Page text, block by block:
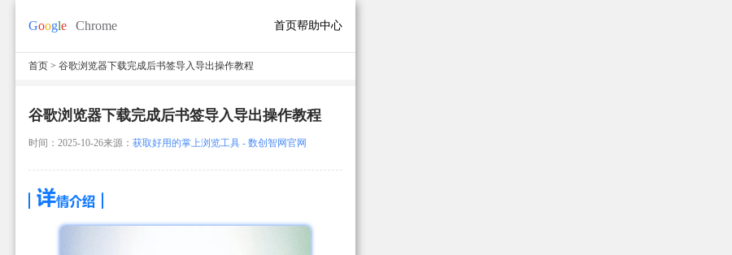
首页帮助中心
首页 > 谷歌浏览器下载完成后书签导入导出操作教程
谷歌浏览器下载完成后书签导入导出操作教程
时间：2025-10-26来源： 获取好用的掌上浏览工具 - 数创智网官网